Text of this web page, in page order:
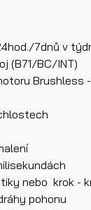
7dnů v
(B71/BC/INT)
Brushless
nebo krok -
pohonu